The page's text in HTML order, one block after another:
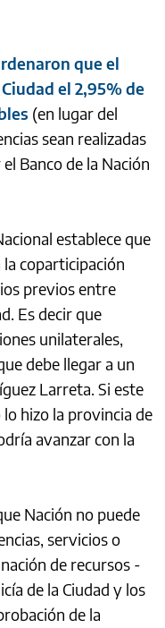
que el
el 2,95% de
(en lugar del
sean realizadas
Banco de la Nación
establece que
la coparticipación
previos entre
Es decir que
unilaterales,
debe llegar a un
Larreta. Si este
hizo la provincia de
avanzar con la
Nación no puede
servicios o
de recursos -
de la Ciudad y los
de la